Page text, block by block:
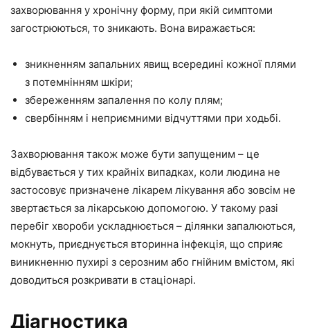
захворювання у хронічну форму, при якій симптоми
загострюються, то зникають. Вона виражається:
зникненням запальних явищ всередині кожної плями
з потемнінням шкіри;
збереженням запалення по колу плям;
свербінням і неприємними відчуттями при ходьбі.
Захворювання також може бути запущеним – це
відбувається у тих крайніх випадках, коли людина не
застосовує призначене лікарем лікування або зовсім не
звертається за лікарською допомогою. У такому разі
перебіг хвороби ускладнюється – ділянки запалюються,
мокнуть, приєднується вторинна інфекція, що сприяє
виникненню пухирі з серозним або гнійним вмістом, які
доводиться розкривати в стаціонарі.
Діагностика